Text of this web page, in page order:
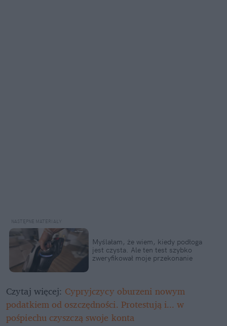
Myślałam, że wiem, kiedy podłoga
jest czysta. Ale ten test szybko
zweryfikował moje przekonanie
Czytaj więcej: Cypryjczycy oburzeni nowym
podatkiem od oszczędności. Protestują i... w
pośpiechu czyszczą swoje konta